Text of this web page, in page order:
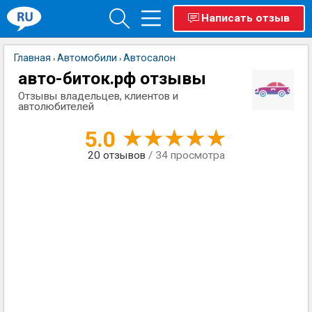
Написать отзыв
Главная › Автомобили › Автосалон
авто-биток.рф отзывы
Отзывы владельцев, клиентов и
автолюбителей
5.0
20 отзывов / 34 просмотра